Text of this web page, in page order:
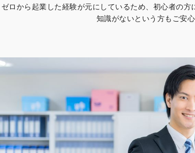
ゼロから起業した経験が元にしているため、初心者の方
知識がないという方もご安心